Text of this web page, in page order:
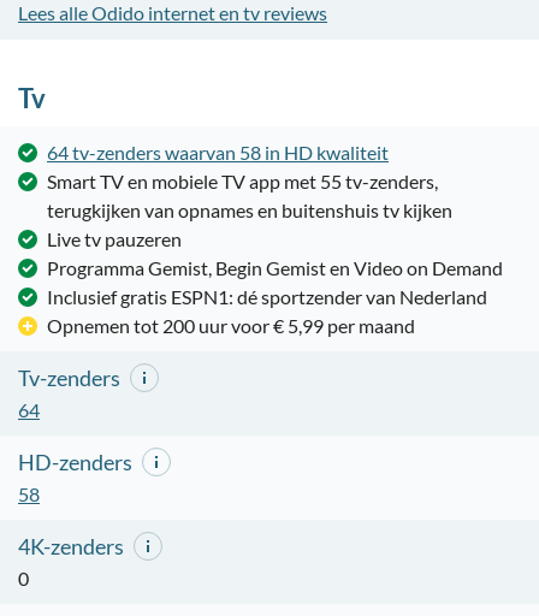
Lees alle Odido internet en tv reviews
Tv
64 tv-zenders waarvan 58 in HD kwaliteit
Smart TV en mobiele TV app met 55 tv-zenders,
terugkijken van opnames en buitenshuis tv kijken
Live tv pauzeren
Programma Gemist, Begin Gemist en Video on Demand
Inclusief gratis ESPN1: dé sportzender van Nederland
Opnemen tot 200 uur voor € 5,99 per maand
Tv-zenders
64
HD-zenders
58
4K-zenders
0